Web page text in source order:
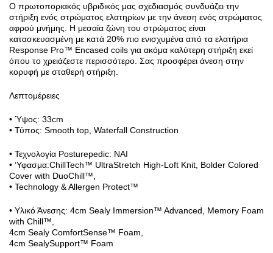
Ο πρωτοποριακός υβριδικός μας σχεδιασμός συνδυάζει την
στήριξη ενός στρώματος ελατηρίων με την άνεση ενός στρώματος
αφρού μνήμης. Η μεσαία ζώνη του στρώματος είναι
κατασκευασμένη με κατά 20% πιο ενισχυμένα από τα ελατήρια
Response Pro™ Encased coils για ακόμα καλύτερη στήριξη εκεί
όπου το χρειάζεστε περισσότερο. Σας προσφέρει άνεση στην
κορυφή με σταθερή στήριξη.
Λεπτομέρειες
• Ύψος: 33cm
• Τύπος: Smooth top, Waterfall Construction
• Τεχνολογία Posturepedic: ΝΑΙ
• ‘Υφασμα:ChillTech™ UltraStretch High-Loft Knit, Bolder Colored
Cover with DuoChill™,
• Technology & Allergen Protect™
• Υλικό Άνεσης: 4cm Sealy Immersion™ Advanced, Memory Foam
with Chill™,
4cm Sealy ComfortSense™ Foam,
4cm SealySupport™ Foam